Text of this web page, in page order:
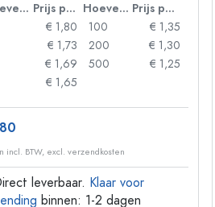
Hoeveelheid Prijs per eenheid Hoeveelheid
Prijs per eenheid
€ 1,80
€ 1,73
€ 1,69
€ 1,65
100
€ 1,35
200
€ 1,30
500
€ 1,25
incl. BTW, excl. verzendkosten
leverbaar. Klaar voor
binnen: 1-2 dagen